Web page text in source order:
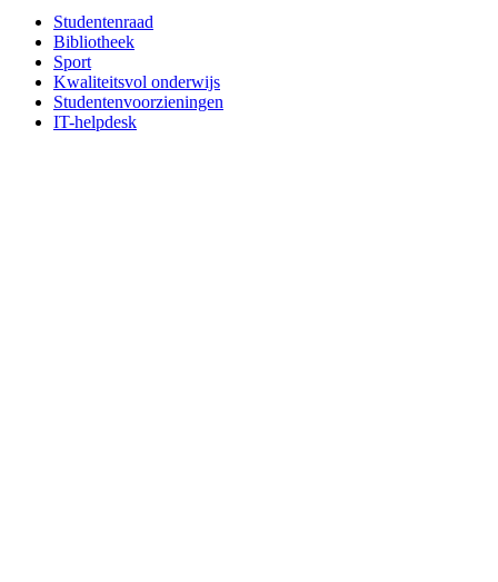
Studentenraad
Bibliotheek
Sport
Kwaliteitsvol onderwijs
Studentenvoorzieningen
IT-helpdesk